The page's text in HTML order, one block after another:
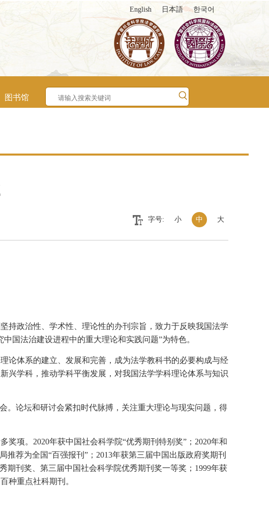
English 日本語 한국어
图书馆
字号: 小 中 大
持政治性、学术性、理论性的办刊宗旨，致力于反映我国法学
国法治建设进程中的重大理论和实践问题”为特色。
论体系的建立、发展和完善，成为法学教科书的必要构成与经
兴学科，推动学科平衡发展，对我国法学学科理论体系与知识
。论坛和研讨会紧扣时代脉搏，关注重大理论与现实问题，得
项。2020年获中国社会科学院“优秀期刊特别奖”；2020年和
荐为全国“百强报刊”；2013年获第三届中国出版政府奖期刊
期刊奖、第三届中国社会科学院优秀期刊奖一等奖；1999年获
种重点社科期刊。